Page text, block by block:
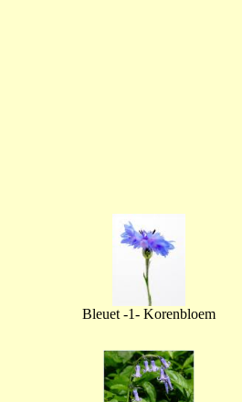
Bleuet -1- Korenbloem